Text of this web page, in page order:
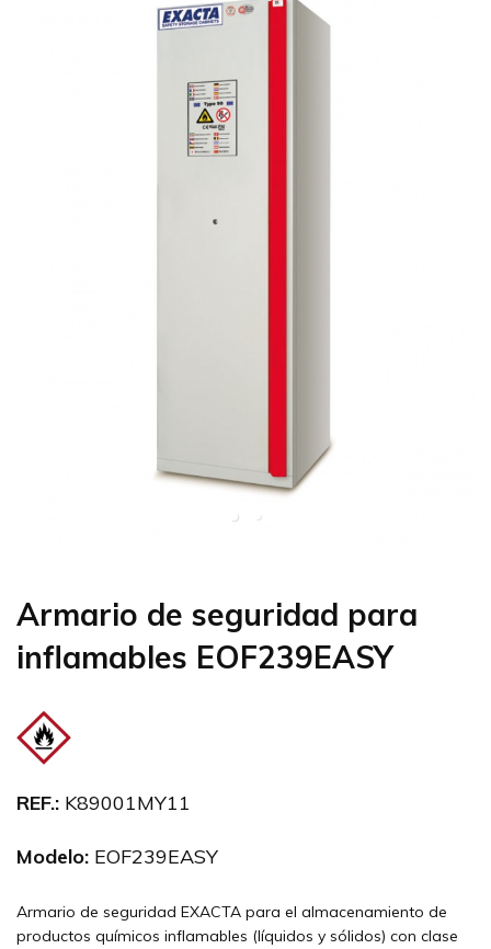
Armario de seguridad para
inflamables EOF239EASY
REF.: K89001MY11
Modelo: EOF239EASY
Armario de seguridad EXACTA para el almacenamiento de
productos químicos inflamables (líquidos y sólidos) con clase